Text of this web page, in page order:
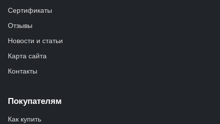
Сертификаты
Отзывы
Новости и статьи
Карта сайта
Контакты
Покупателям
Как купить